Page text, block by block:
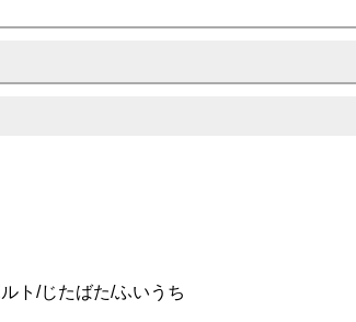
ト/じたばた/ふいうち